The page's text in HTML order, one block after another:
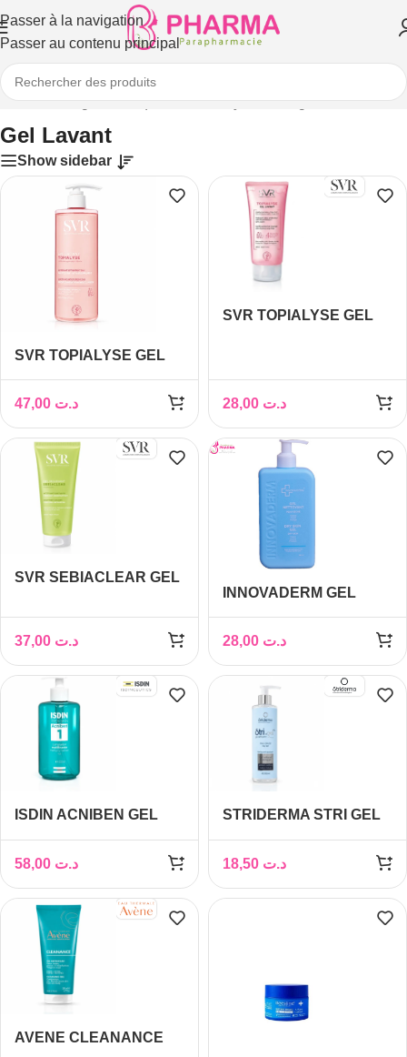
Passer à la navigation
Passer au contenu principal
Accueil/Visage/Démaquillants, nettoyants visage/Gel Lavant
Gel Lavant
Show sidebar
SVR TOPIALYSE GEL
د.ت
SVR TOPIALYSE GEL
د.ت
SVR SEBIACLEAR GEL
د.ت
INNOVADERM GEL
SECHE 380ML
د.ت
ISDIN ACNIBEN GEL
MATIFIANT 400ML
د.ت
STRIDERMA STRI GEL
GRASSE 250ML
د.ت
AVENE CLEANANCE